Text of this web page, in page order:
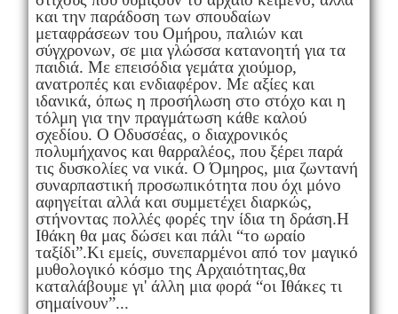
και την παράδοση των σπουδαίων
μεταφράσεων του Ομήρου, παλιών και
σύγχρονων, σε μια γλώσσα κατανοητή για τα
παιδιά. Με επεισόδια γεμάτα χιούμορ,
ανατροπές και ενδιαφέρον. Με αξίες και
ιδανικά, όπως η προσήλωση στο στόχο και η
τόλμη για την πραγμάτωση κάθε καλού
σχεδίου. Ο Οδυσσέας, ο διαχρονικός
πολυμήχανος και θαρραλέος, που ξέρει παρά
τις δυσκολίες να νικά. Ο Όμηρος, μια ζωντανή
συναρπαστική προσωπικότητα που όχι μόνο
αφηγείται αλλά και συμμετέχει διαρκώς,
στήνοντας πολλές φορές την ίδια τη δράση.Η
Ιθάκη θα μας δώσει και πάλι “το ωραίο
ταξίδι”.Κι εμείς, συνεπαρμένοι από τον μαγικό
μυθολογικό κόσμο της Αρχαιότητας,θα
καταλάβουμε γι' άλλη μια φορά “οι Ιθάκες τι
σημαίνουν”...